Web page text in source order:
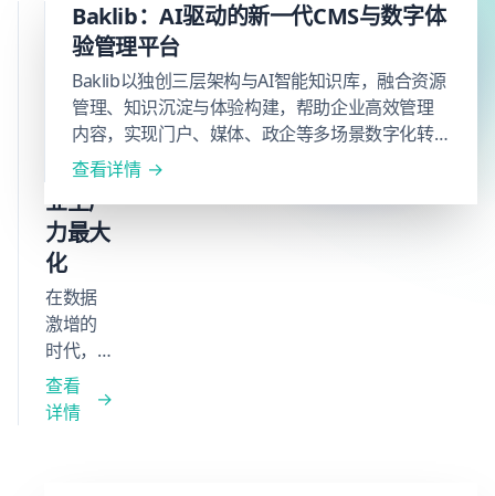
Baklib
引领
AI知
识管理
革新：
实现企
业生产
力最大
化
在数据
激增的
时代，
Baklib以
AI驱动
查看
详情
Baklib：AI驱动的新一代CMS与数字体
验管理平台
Baklib以独创三层架构与AI智能知识库，融合资源
管理、知识沉淀与体验构建，帮助企业高效管理
内容，实现门户、媒体、政企等多场景数字化转
型。
查看详情